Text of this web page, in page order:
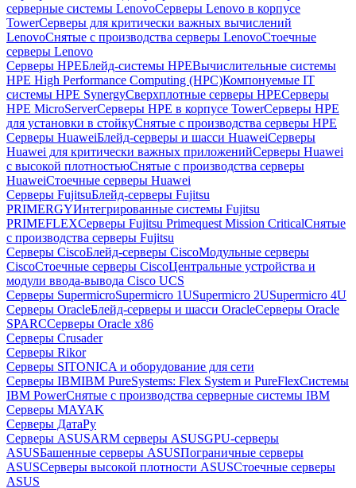
серверные системы LenovoСерверы Lenovo в корпусе
TowerСерверы для критически важных вычислений
LenovoСнятые с производства серверы LenovoСтоечные
серверы Lenovo
Серверы HPEБлейд-системы HPEВычислительные системы
HPE High Performance Computing (HPC)Компонуемые IT
системы HPE SynergyСверхплотные серверы HPEСерверы
HPE MicroServerСерверы HPE в корпусе TowerСерверы HPE
для установки в стойкуСнятые с производства серверы HPE
Серверы HuaweiБлейд-серверы и шасси HuaweiСерверы
Huawei для критически важных приложенийСерверы Huawei
с высокой плотностьюСнятые с производства серверы
HuaweiСтоечные серверы Huawei
Серверы FujitsuБлейд-серверы Fujitsu
PRIMERGYИнтегрированные системы Fujitsu
PRIMEFLEXСерверы Fujitsu Primequest Mission CriticalСнятые
с производства серверы Fujitsu
Серверы CiscoБлейд-серверы CiscoМодульные серверы
CiscoСтоечные серверы CiscoЦентральные устройства и
модули ввода-вывода Cisco UCS
Серверы SupermicroSupermicro 1USupermicro 2USupermicro 4U
Серверы OracleБлейд-серверы и шасси OracleСерверы Oracle
SPARCСерверы Oracle x86
Серверы Crusader
Серверы Rikor
Серверы SITONICA и оборудование для сети
Серверы IBMIBM PureSystems: Flex System и PureFlexСистемы
IBM PowerСнятые с производства серверные системы IBM
Серверы MAYAK
Серверы ДатаРу
Серверы ASUSARM серверы ASUSGPU-серверы
ASUSБашенные серверы ASUSПограничные серверы
ASUSСерверы высокой плотности ASUSСтоечные серверы
ASUS